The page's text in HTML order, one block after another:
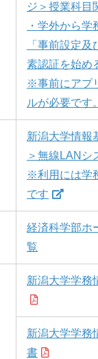
ジ＞授業科
・学外から
「事前設定
素認証を始め
※事前にアプ
ルが必要です。
新潟大学情報
＞無線LANシ
※利用には学
です
経済科学部ホ
覧
新潟大学学務
新潟大学学務
書